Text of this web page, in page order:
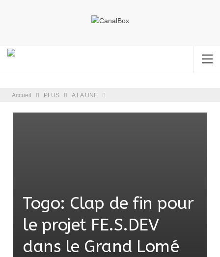
Accueil PLUS A LA UNE
Togo: Clap de fin pour
le projet FE.S.DEV
dans le Grand Lomé